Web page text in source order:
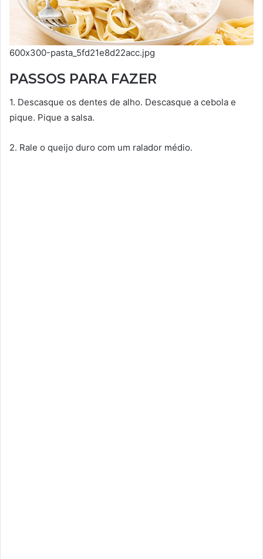
600х300-pasta_5fd21e8d22acc.jpg
PASSOS PARA FAZER
1. Descasque os dentes de alho. Descasque a cebola e
pique. Pique a salsa.
2. Rale o queijo duro com um ralador médio.